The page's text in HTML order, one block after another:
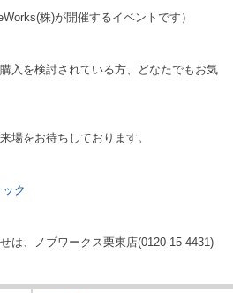
株)が開催するイベントです）
入を検討されている方、どなたでもお気
場をお待ちしております。
ク
は、ノブワークス栗東店(0120-15-4431)